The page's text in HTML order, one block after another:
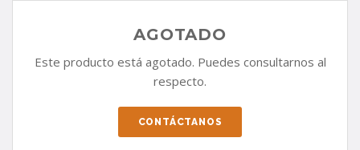
AGOTADO
Este producto está agotado. Puedes consultarnos al
respecto.
CONTÁCTANOS